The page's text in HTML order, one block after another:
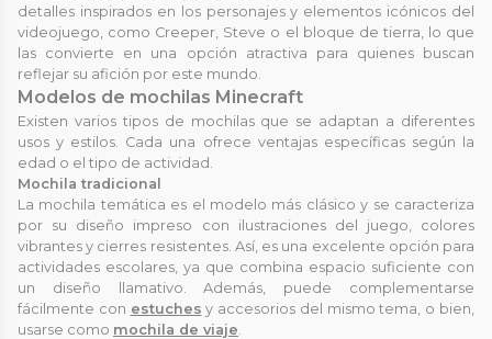
detalles inspirados en los personajes y elementos icónicos del
videojuego, como Creeper, Steve o el bloque de tierra, lo que
las convierte en una opción atractiva para quienes buscan
reflejar su afición por este mundo.
Modelos de mochilas Minecraft
Existen varios tipos de mochilas que se adaptan a diferentes
usos y estilos. Cada una ofrece ventajas específicas según la
edad o el tipo de actividad.
Mochila tradicional
La mochila temática es el modelo más clásico y se caracteriza
por su diseño impreso con ilustraciones del juego, colores
vibrantes y cierres resistentes. Así, es una excelente opción para
actividades escolares, ya que combina espacio suficiente con
un diseño llamativo. Además, puede complementarse
fácilmente con estuches y accesorios del mismo tema, o bien,
usarse como mochila de viaje